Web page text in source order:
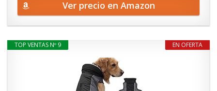
Ver precio en Amazon
EN OFERTA
TOP VENTAS Nº 9